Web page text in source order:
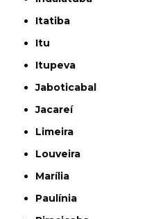
Itatiba
Itu
Itupeva
Jaboticabal
Jacareí
Limeira
Louveira
Marília
Paulínia